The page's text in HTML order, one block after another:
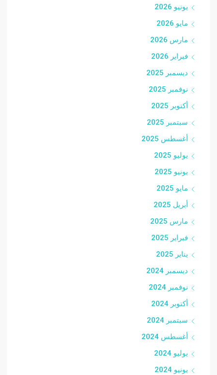
يونيو 2026
مايو 2026
مارس 2026
فبراير 2026
ديسمبر 2025
نوفمبر 2025
أكتوبر 2025
سبتمبر 2025
أغسطس 2025
يوليو 2025
يونيو 2025
مايو 2025
أبريل 2025
مارس 2025
فبراير 2025
يناير 2025
ديسمبر 2024
نوفمبر 2024
أكتوبر 2024
سبتمبر 2024
أغسطس 2024
يوليو 2024
يونيو 2024